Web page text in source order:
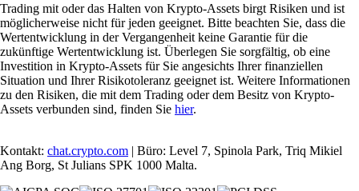
Trading mit oder das Halten von Krypto-Assets birgt Risiken und ist
möglicherweise nicht für jeden geeignet. Bitte beachten Sie, dass die
Wertentwicklung in der Vergangenheit keine Garantie für die
zukünftige Wertentwicklung ist. Überlegen Sie sorgfältig, ob eine
Investition in Krypto-Assets für Sie angesichts Ihrer finanziellen
Situation und Ihrer Risikotoleranz geeignet ist. Weitere Informationen
zu den Risiken, die mit dem Trading oder dem Besitz von Krypto-
Assets verbunden sind, finden Sie hier.
Kontakt: chat.crypto.com | Büro: Level 7, Spinola Park, Triq Mikiel
Ang Borg, St Julians SPK 1000 Malta.